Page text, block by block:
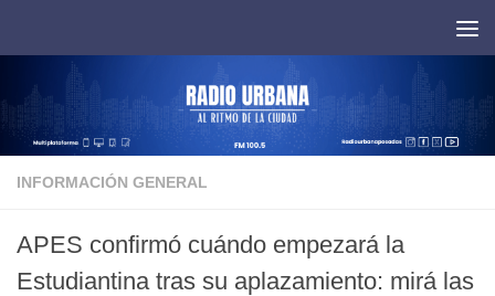
INFORMACIÓN GENERAL
APES confirmó cuándo empezará la
Estudiantina tras su aplazamiento: mirá las